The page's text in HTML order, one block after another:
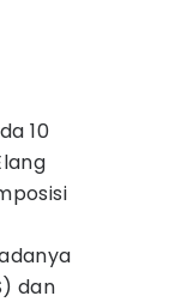
10
dan